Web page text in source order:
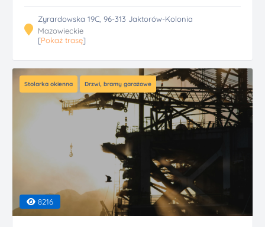
Zyrardowska 19C, 96-313 Jaktorów-Kolonia
Mazowieckie
[Pokaż trasę]
Stolarka okienna Drzwi, bramy garażowe
8216